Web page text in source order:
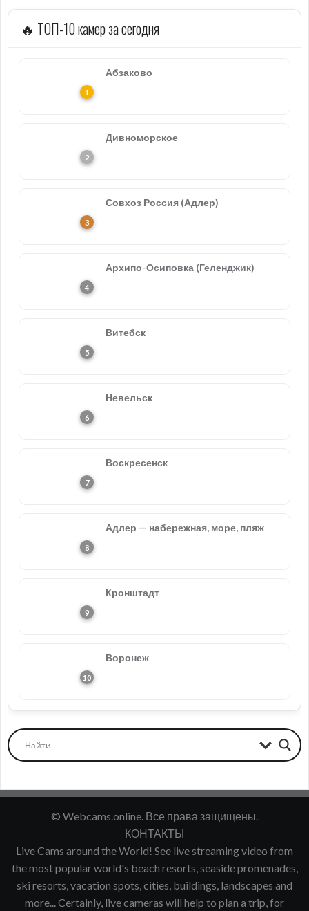
🔥 ТОП-10 камер за сегодня
Абзаково
Дивноморское
Совхоз Россия (Адлер)
Архипо-Осиповка (Геленджик)
Витебск
Невельск
Воскресенск
Адлер — набережная, море, пляж
Кронштадт
Воронеж
© Webcams.online. Все права защищены.
КОНТАКТЫ
Live Cams around the World! See live streaming video from
the most popular world's beach resorts, seaside promenades,
ski resorts, vacation spots, cities, buildings, landscapes and
more... Certainly, live cameras will help to plan a trip, for